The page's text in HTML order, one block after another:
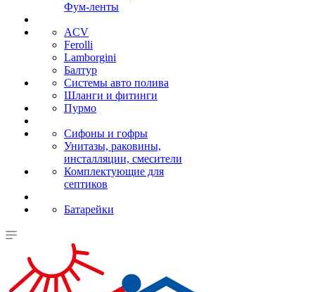
Фум-ленты
ACV
Ferolli
Lamborgini
Балтур
Системы авто полива
Шланги и фитинги
Пурмо
Сифоны и гофры
Унитазы, раковины,
инсталляции, смесители
Комплектующие для
септиков
Батарейки